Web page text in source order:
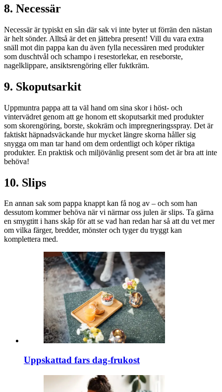
8. Necessär
Necessär är typiskt en sån där sak vi inte byter ut förrän den nästan
är helt sönder. Alltså är det en jättebra present! Vill du vara extra
snäll mot din pappa kan du även fylla necessären med produkter
som duschtvål och schampo i resestorlekar, en reseborste,
nagelklippare, ansiktsrengöring eller fuktkräm.
9. Skoputsarkit
Uppmuntra pappa att ta väl hand om sina skor i höst- och
vintervädret genom att ge honom ett skoputsarkit med produkter
som skorengöring, borste, skokräm och impregneringsspray. Det är
faktiskt häpnadsväckande hur mycket längre skorna håller sig
snygga om man tar hand om dem ordentligt och köper riktiga
produkter. En praktisk och miljövänlig present som det är bra att inte
behöva!
10. Slips
En annan sak som pappa knappt kan få nog av – och som han
dessutom kommer behöva när vi närmar oss julen är slips. Ta gärna
en smygtitt i hans skåp för att se vad han redan har så att du vet mer
om vilka färger, bredder, mönster och tyger du tryggt kan
komplettera med.
Uppskattad fars dag-frukost